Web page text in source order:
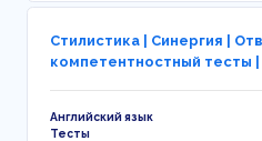
Стилистика | Синергия |
компетентностный тесты
Английский язык
Тесты